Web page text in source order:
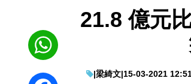
21.8 億元
|梁綺文|15-03-2021
WhatsApp